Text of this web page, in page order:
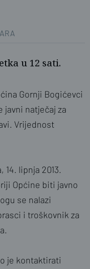
u 12 sati.
Gornji Bogićevci
javni natječaj za
Vrijednost
lipnja 2013.
Općine biti javno
se nalazi
i troškovnik za
je kontaktirati